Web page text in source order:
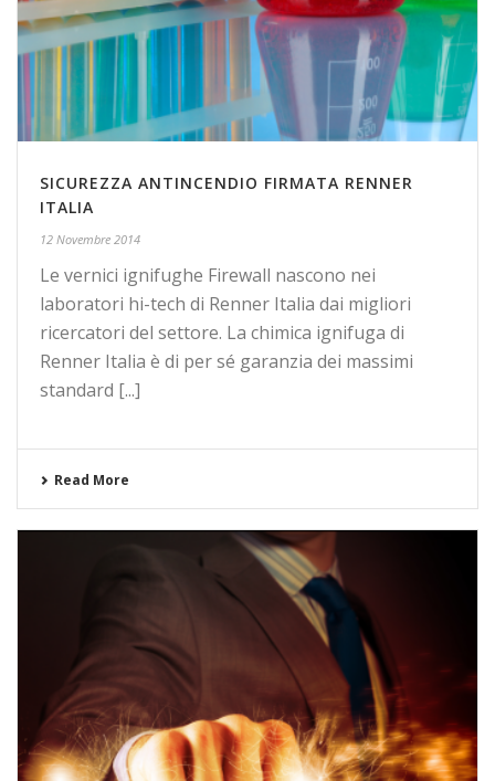
SICUREZZA ANTINCENDIO FIRMATA RENNER
ITALIA
12 Novembre 2014
Le vernici ignifughe Firewall nascono nei
laboratori hi-tech di Renner Italia dai migliori
ricercatori del settore. La chimica ignifuga di
Renner Italia è di per sé garanzia dei massimi
standard [...]
Read More